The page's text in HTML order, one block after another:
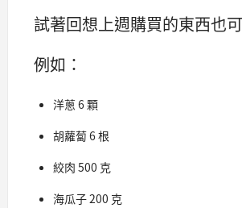
試著回想上週購買的東西也
例如：
洋蔥 6 顆
胡蘿蔔 6 根
絞肉 500 克
海瓜子 200 克